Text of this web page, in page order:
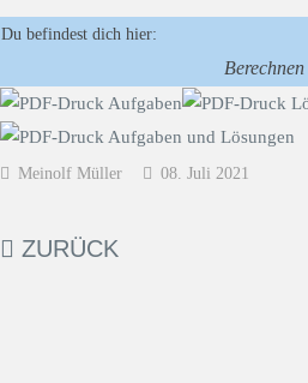
Du befindest dich hier:
Meinolf Müller 08. Juli 2021
ZURÜCK